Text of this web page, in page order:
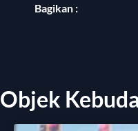
Bagikan :
Objek